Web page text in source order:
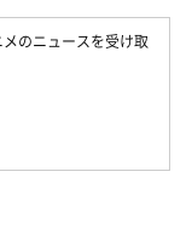
のニュースを受け取